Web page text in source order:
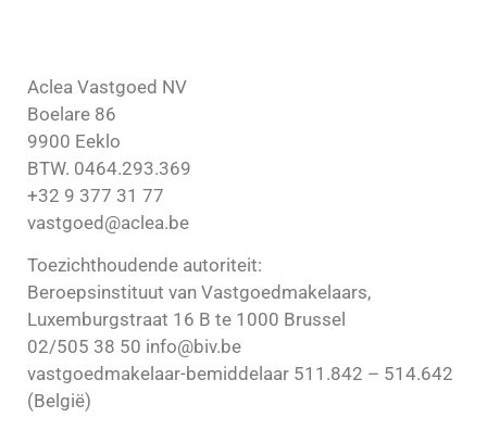
Aclea Vastgoed NV
Boelare 86
9900 Eeklo
BTW. 0464.293.369
+32 9 377 31 77
vastgoed@aclea.be
Toezichthoudende autoriteit:
Beroepsinstituut van Vastgoedmakelaars,
Luxemburgstraat 16 B te 1000 Brussel
02/505 38 50 info@biv.be
vastgoedmakelaar-bemiddelaar 511.842 – 514.642
(België)